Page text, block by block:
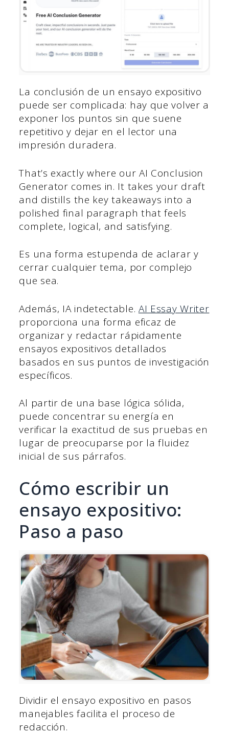
La conclusión de un ensayo expositivo
puede ser complicada: hay que volver a
exponer los puntos sin que suene
repetitivo y dejar en el lector una
impresión duradera.
That’s exactly where our AI Conclusion
Generator comes in. It takes your draft
and distills the key takeaways into a
polished final paragraph that feels
complete, logical, and satisfying.
Es una forma estupenda de aclarar y
cerrar cualquier tema, por complejo
que sea.
Además, IA indetectable. AI Essay Writer
proporciona una forma eficaz de
organizar y redactar rápidamente
ensayos expositivos detallados
basados en sus puntos de investigación
específicos.
Al partir de una base lógica sólida,
puede concentrar su energía en
verificar la exactitud de sus pruebas en
lugar de preocuparse por la fluidez
inicial de sus párrafos.
Cómo escribir un
ensayo expositivo:
Paso a paso
Dividir el ensayo expositivo en pasos
manejables facilita el proceso de
redacción.